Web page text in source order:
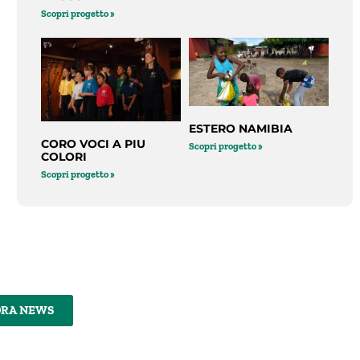
Scopri progetto »
CORO VOCI A PIU
COLORI
Scopri progetto »
ESTERO NAMIBIA
Scopri progetto »
NEWS